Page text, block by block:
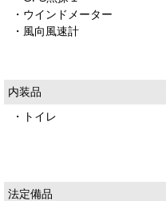
・ウインドメーター
・風向風速計
内装品
・トイレ
法定備品